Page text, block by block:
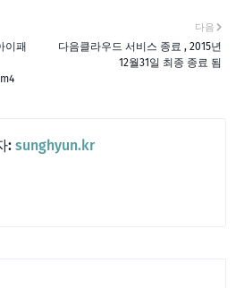
다음
다음클라우드 서비스 종료 , 2015년
12월31일 최종 종료 됨
이패
: sunghyun.kr